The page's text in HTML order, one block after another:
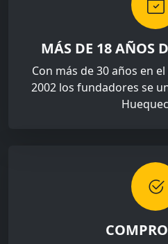
MÁS DE 18 AÑOS
Con más de 30 años en
2002 los fundadores se